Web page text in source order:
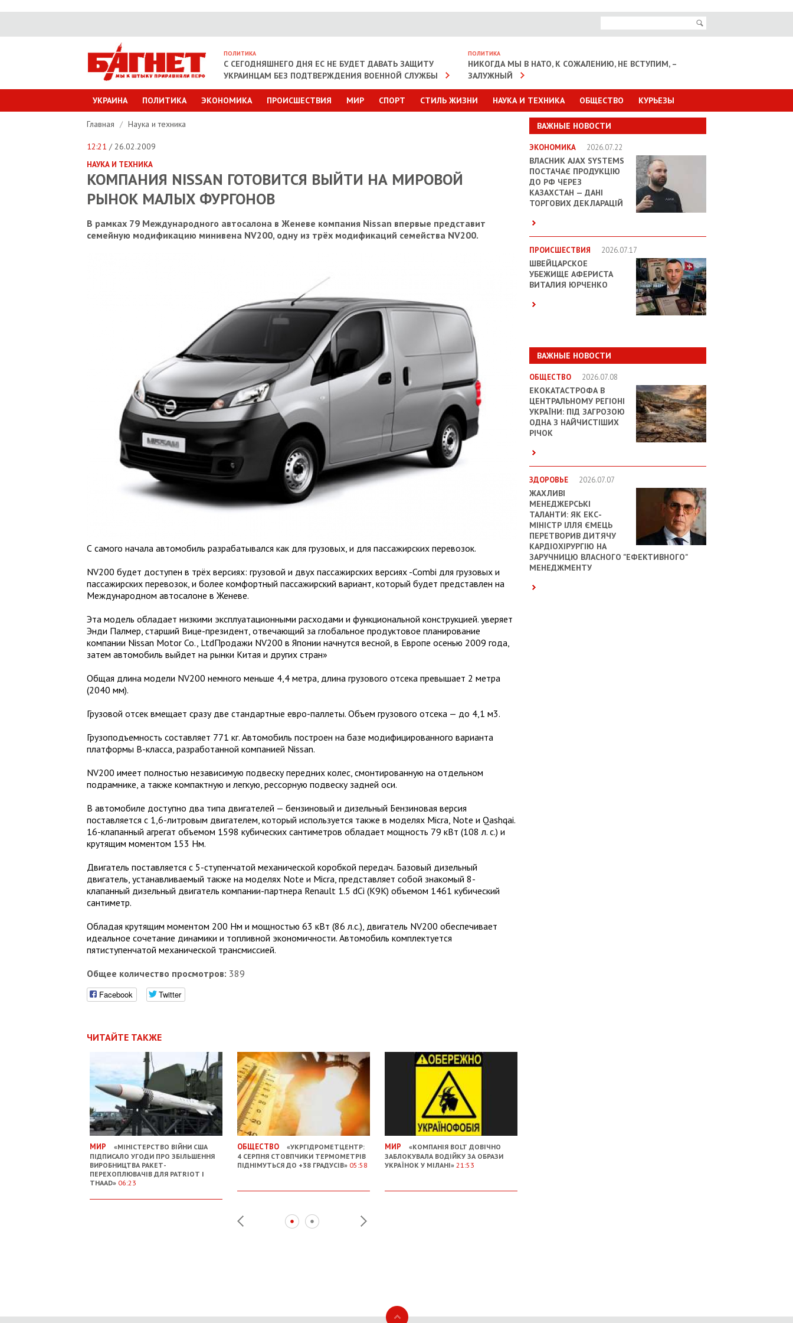
ПОЛИТИКА
С СЕГОДНЯШНЕГО ДНЯ ЕС НЕ БУДЕТ ДАВАТЬ ЗАЩИТУ
УКРАИНЦАМ БЕЗ ПОДТВЕРЖДЕНИЯ ВОЕННОЙ СЛУЖБЫ
ПОЛИТИКА
НИКОГДА МЫ В НАТО, К СОЖАЛЕНИЮ, НЕ ВСТУПИМ, –
ЗАЛУЖНЫЙ
УКРАИНА ПОЛИТИКА ЭКОНОМИКА ПРОИСШЕСТВИЯ МИР СПОРТ СТИЛЬ ЖИЗНИ НАУКА И ТЕХНИКА ОБЩЕСТВО КУРЬЕЗЫ
ВАЖНЫЕ НОВОСТИ
ЭКОНОМИКА 2026.07.22
ВЛАСНИК AJAX SYSTEMS
ПОСТАЧАЄ ПРОДУКЦІЮ
ДО РФ ЧЕРЕЗ
КАЗАХСТАН — ДАНІ
ТОРГОВИХ ДЕКЛАРАЦІЙ
ПРОИСШЕСТВИЯ 2026.07.17
ШВЕЙЦАРСКОЕ
УБЕЖИЩЕ АФЕРИСТА
ВИТАЛИЯ ЮРЧЕНКО
ВАЖНЫЕ НОВОСТИ
ОБЩЕСТВО 2026.07.08
ЕКОКАТАСТРОФА В
ЦЕНТРАЛЬНОМУ РЕГІОНІ
УКРАЇНИ: ПІД ЗАГРОЗОЮ
ОДНА З НАЙЧИСТІШИХ
РІЧОК
ЗДОРОВЬЕ 2026.07.07
ЖАХЛИВІ
МЕНЕДЖЕРСЬКІ
ТАЛАНТИ: ЯК ЕКС-
МІНІСТР ІЛЛЯ ЄМЕЦЬ
ПЕРЕТВОРИВ ДИТЯЧУ
КАРДІОХІРУРГІЮ НА
ЗАРУЧНИЦЮ ВЛАСНОГО "ЕФЕКТИВНОГО"
МЕНЕДЖМЕНТУ
Главная / Наука и техника
12:21 / 26.02.2009
НАУКА И ТЕХНИКА
КОМПАНИЯ NISSAN ГОТОВИТСЯ ВЫЙТИ НА МИРОВОЙ
РЫНОК МАЛЫХ ФУРГОНОВ
В рамках 79 Международного автосалона в Женеве компания Nissan впервые представит
семейную модификацию минивена NV200, одну из трёх модификаций семейства NV200.
С самого начала автомобиль разрабатывался как для грузовых, и для пассажирских перевозок.
NV200 будет доступен в трёх версиях: грузовой и двух пассажирских версиях -Combi для грузовых и
пассажирских перевозок, и более комфортный пассажирский вариант, который будет представлен на
Международном автосалоне в Женеве.
Эта модель обладает низкими эксплуатационными расходами и функциональной конструкцией. уверяет
Энди Палмер, старший Вице-президент, отвечающий за глобальное продуктовое планирование
компании Nissan Motor Co., LtdПродажи NV200 в Японии начнутся весной, в Европе осенью 2009 года,
затем автомобиль выйдет на рынки Китая и других стран»
Общая длина модели NV200 немного меньше 4,4 метра, длина грузового отсека превышает 2 метра
(2040 мм).
Грузовой отсек вмещает сразу две стандартные евро-паллеты. Объем грузового отсека — до 4,1 м3.
Грузоподъемность составляет 771 кг. Автомобиль построен на базе модифицированного варианта
платформы В-класса, разработанной компанией Nissan.
NV200 имеет полностью независимую подвеску передних колес, смонтированную на отдельном
подрамнике, а также компактную и легкую, рессорную подвеску задней оси.
В автомобиле доступно два типа двигателей — бензиновый и дизельный Бензиновая версия
поставляется с 1,6-литровым двигателем, который используется также в моделях Micra, Note и Qashqai.
16-клапанный агрегат объемом 1598 кубических сантиметров обладает мощность 79 кВт (108 л. с.) и
крутящим моментом 153 Нм.
Двигатель поставляется с 5-ступенчатой механической коробкой передач. Базовый дизельный
двигатель, устанавливаемый также на моделях Note и Micra, представляет собой знакомый 8-
клапанный дизельный двигатель компании-партнера Renault 1.5 dCi (K9K) объемом 1461 кубический
сантиметр.
Обладая крутящим моментом 200 Нм и мощностью 63 кВт (86 л.с.), двигатель NV200 обеспечивает
идеальное сочетание динамики и топливной экономичности. Автомобиль комплектуется
пятиступенчатой механической трансмиссией.
Общее количество просмотров: 389
Facebook Twitter
ЧИТАЙТЕ ТАКЖЕ
МИР
«МІНІСТЕРСТВО ВІЙНИ США
ПІДПИСАЛО УГОДИ ПРО ЗБІЛЬШЕННЯ
ВИРОБНИЦТВА РАКЕТ-
ПЕРЕХОПЛЮВАЧІВ ДЛЯ PATRIOT І
THAAD» 06:23
ОБЩЕСТВО
«УКРГІДРОМЕТЦЕНТР:
4 СЕРПНЯ СТОВПЧИКИ ТЕРМОМЕТРІВ
ПІДНІМУТЬСЯ ДО +38 ГРАДУСІВ» 05:58
МИР
«КОМПАНІЯ BOLT ДОВІЧНО
ЗАБЛОКУВАЛА ВОДІЙКУ ЗА ОБРАЗИ
УКРАЇНОК У МІЛАНІ» 21:53